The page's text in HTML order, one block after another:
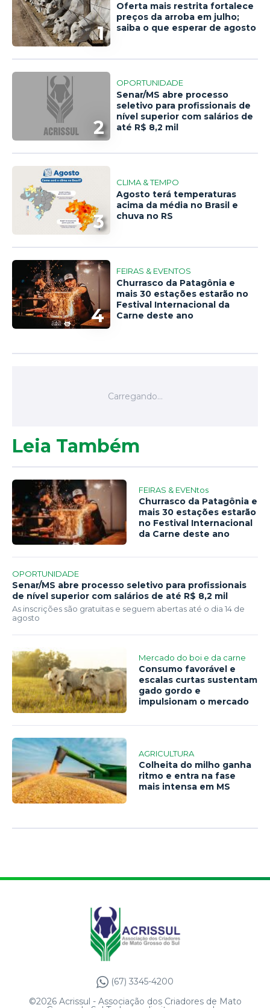
1
Oferta mais restrita fortalece
preços da arroba em julho;
saiba o que esperar de agosto
2
OPORTUNIDADE
Senar/MS abre processo
seletivo para profissionais de
nível superior com salários de
até R$ 8,2 mil
3
CLIMA & TEMPO
Agosto terá temperaturas
acima da média no Brasil e
chuva no RS
4
FEIRAS & EVENTOS
Churrasco da Patagônia e
mais 30 estações estarão no
Festival Internacional da
Carne deste ano
Leia Também
FEIRAS & EVENtos
Churrasco da Patagônia e
mais 30 estações estarão
no Festival Internacional
da Carne deste ano
OPORTUNIDADE
Senar/MS abre processo seletivo para profissionais
de nível superior com salários de até R$ 8,2 mil
As inscrições são gratuitas e seguem abertas até o dia 14 de
agosto
Mercado do boi e da carne
Consumo favorável e
escalas curtas sustentam
gado gordo e
impulsionam o mercado
AGRICULTURA
Colheita do milho ganha
ritmo e entra na fase
mais intensa em MS
(67) 3345-4200
©2026 Acrissul - Associação dos Criadores de Mato